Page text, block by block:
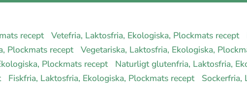
recept Vetefria, Laktosfria, Ekologiska, Plockmats recept
Plockmats recept Vegetariska, Laktosfria, Ekologiska,
Plockmats recept Naturligt glutenfria, Laktosfria,
Fiskfria, Laktosfria, Ekologiska, Plockmats recept
Sockerfria,